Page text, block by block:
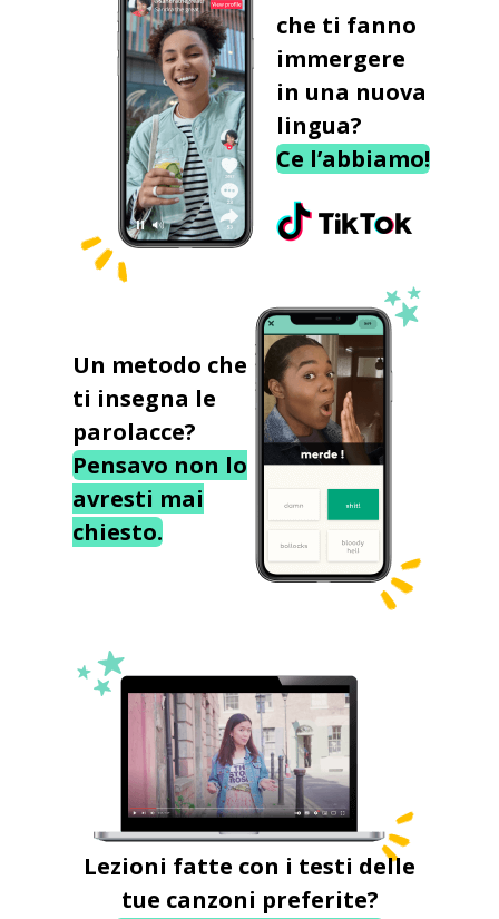
che ti fanno
immergere
in una nuova
lingua?
Ce l’abbiamo!
Un metodo che
ti insegna le
parolacce?
Pensavo non lo
avresti mai
chiesto.
Lezioni fatte con i testi delle
tue canzoni preferite?